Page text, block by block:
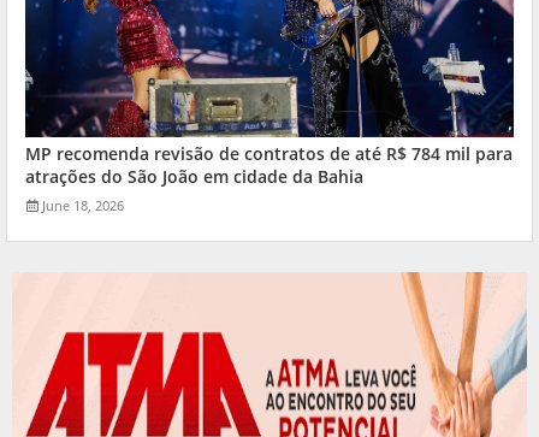
MP recomenda revisão de contratos de até R$ 784 mil para
atrações do São João em cidade da Bahia
June 18, 2026